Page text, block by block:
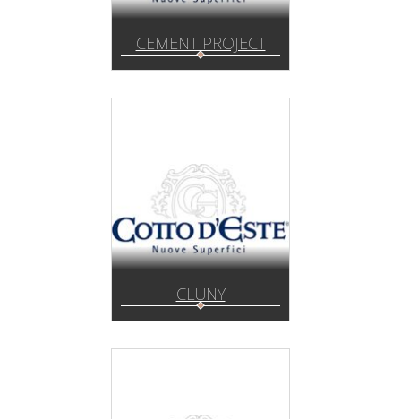
CEMENT PROJECT
CLUNY